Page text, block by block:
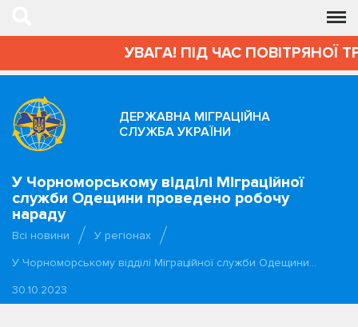
УВАГА! ПІД ЧАС ПОВІТРЯНОЇ
ДЕРЖАВНА МІГРАЦІЙНА
СЛУЖБА УКРАЇНИ
У Чорноморському відділі Міграційної
служби Одещини проведено робочу
нараду
Всі новини
У регіонах
У Чорноморському відділі Міграційної служби Одещини…
30.10.2023